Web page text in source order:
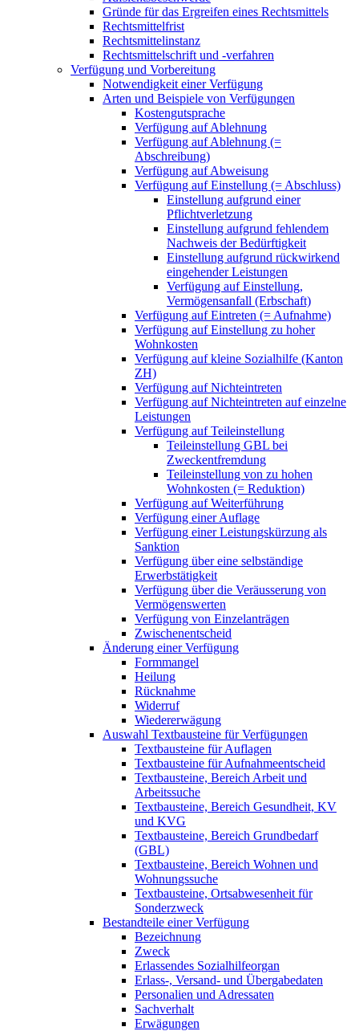
Gründe für das Ergreifen eines Rechtsmittels
Rechtsmittelfrist
Rechtsmittelinstanz
Rechtsmittelschrift und -verfahren
Verfügung und Vorbereitung
Notwendigkeit einer Verfügung
Arten und Beispiele von Verfügungen
Kostengutsprache
Verfügung auf Ablehnung
Verfügung auf Ablehnung (=
Abschreibung)
Verfügung auf Abweisung
Verfügung auf Einstellung (= Abschluss)
Einstellung aufgrund einer
Pflichtverletzung
Einstellung aufgrund fehlendem
Nachweis der Bedürftigkeit
Einstellung aufgrund rückwirkend
eingehender Leistungen
Verfügung auf Einstellung,
Vermögensanfall (Erbschaft)
Verfügung auf Eintreten (= Aufnahme)
Verfügung auf Einstellung zu hoher
Wohnkosten
Verfügung auf kleine Sozialhilfe (Kanton
ZH)
Verfügung auf Nichteintreten
Verfügung auf Nichteintreten auf einzelne
Leistungen
Verfügung auf Teileinstellung
Teileinstellung GBL bei
Zweckentfremdung
Teileinstellung von zu hohen
Wohnkosten (= Reduktion)
Verfügung auf Weiterführung
Verfügung einer Auflage
Verfügung einer Leistungskürzung als
Sanktion
Verfügung über eine selbständige
Erwerbstätigkeit
Verfügung über die Veräusserung von
Vermögenswerten
Verfügung von Einzelanträgen
Zwischenentscheid
Änderung einer Verfügung
Formmangel
Heilung
Rücknahme
Widerruf
Wiedererwägung
Auswahl Textbausteine für Verfügungen
Textbausteine für Auflagen
Textbausteine für Aufnahmeentscheid
Textbausteine, Bereich Arbeit und
Arbeitssuche
Textbausteine, Bereich Gesundheit, KV
und KVG
Textbausteine, Bereich Grundbedarf
(GBL)
Textbausteine, Bereich Wohnen und
Wohnungssuche
Textbausteine, Ortsabwesenheit für
Sonderzweck
Bestandteile einer Verfügung
Bezeichnung
Zweck
Erlassendes Sozialhilfeorgan
Erlass-, Versand- und Übergabedaten
Personalien und Adressaten
Sachverhalt
Erwägungen